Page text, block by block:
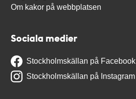
Om kakor på webbplatsen
Sociala medier
Stockholmskällan på Facebook
Stockholmskällan på Instagram